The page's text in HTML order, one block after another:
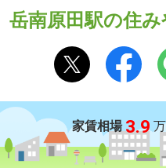
岳南原田駅の住
家賃相場 3.9